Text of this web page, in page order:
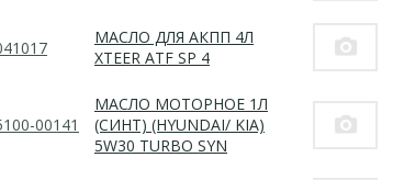
МАСЛО ДЛЯ АКПП 4Л
XTEER ATF SP 4
00141
МАСЛО МОТОРНОЕ 1Л
(СИНТ) (HYUNDAI/ KIA)
5W30 TURBO SYN